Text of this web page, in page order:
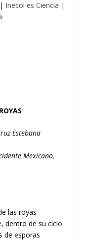
| Inecol es Ciencia |
Estebana
Mexicano,
las royas
dentro de su ciclo
de esporas